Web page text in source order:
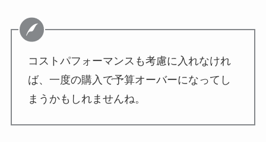
コストパフォーマンスも考慮に入れなけれ
ば、一度の購入で予算オーバーになってし
まうかもしれませんね。